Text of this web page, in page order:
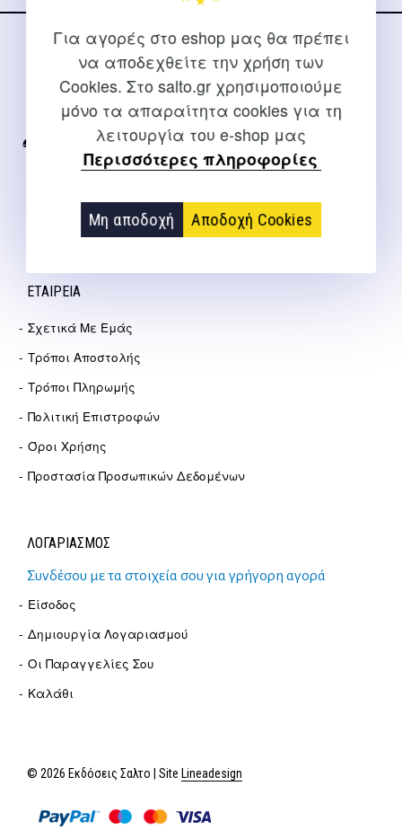
Για αγορές στο eshop μας θα πρέπει
να αποδεχθείτε την χρήση των
Cookies. Στο salto.gr χρησιμοποιούμε
μόνο τα απαραίτητα cookies για τη
λειτουργία του e-shop μας
Περισσότερες πληροφορίες
Μη αποδοχή Αποδοχή Cookies
ΕΠΙΚΟΙΝΩΝΊΑ
Για διευκρινίσεις και υποστήριξη παραγγελιών μέσω του
Internet
Αγγελάκη 21, Θεσσαλονίκη
ΕΤΑΙΡΕΊΑ
Σχετικά Με Εμάς
Τρόποι Αποστολής
Τρόποι Πληρωμής
Πολιτική Επιστροφών
Όροι Χρήσης
Προστασία Προσωπικών Δεδομένων
ΛΟΓΑΡΙΑΣΜΟΣ
Συνδέσου με τα στοιχεία σου για γρήγορη αγορά
Είσοδος
Δημιουργία Λογαριασμού
Οι Παραγγελίες Σου
Καλάθι
© 2026 Εκδόσεις Σαλτο | Site Lineadesign